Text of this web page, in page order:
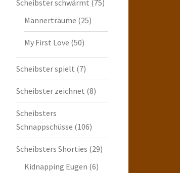
Scheibster schwärmt (75)
Männerträume (25)
My First Love (50)
Scheibster spielt (7)
Scheibster zeichnet (8)
Scheibsters
Schnappschüsse (106)
Scheibsters Shorties (29)
Kidnapping Eugen (6)